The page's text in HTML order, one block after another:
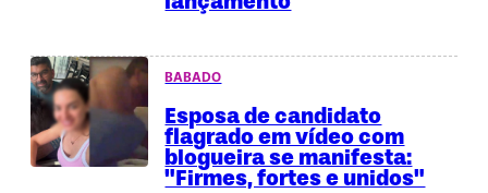
BABADO
Esposa de candidato
flagrado em vídeo com
blogueira se manifesta:
"Firmes, fortes e unidos"